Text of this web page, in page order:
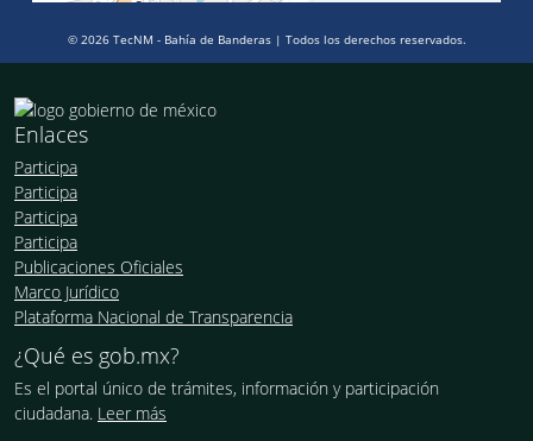
© 2026 TecNM - Bahía de Banderas | Todos los derechos reservados.
Enlaces
Participa
Participa
Participa
Participa
Publicaciones Oficiales
Marco Jurídico
Plataforma Nacional de Transparencia
¿Qué es gob.mx?
Es el portal único de trámites, información y participación
ciudadana. Leer más